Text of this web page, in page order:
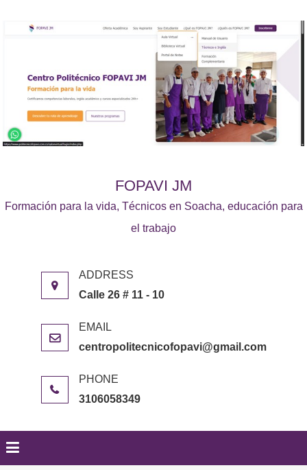
FOPAVI JM
Formación para la vida, Técnicos en Soacha, educación para
el trabajo
Calle 26 # 11 - 10
centropolitecnicofopavi@gmail.com
3106058349